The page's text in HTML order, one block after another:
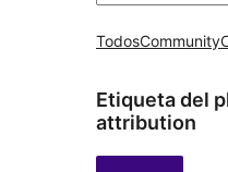
TodosCommunity
Etiqueta del
attribution